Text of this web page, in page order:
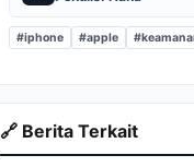
#iphone #apple
🔗 Berita Terkait